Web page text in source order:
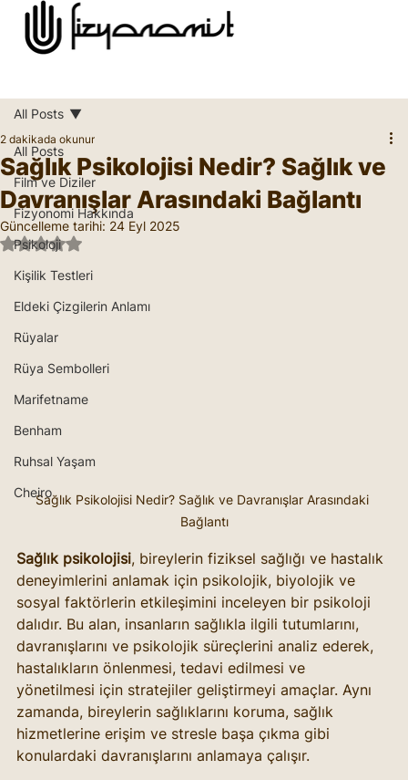
All Posts
Film ve Diziler
Fizyonomi Hakkında
Psikoloji
Kişilik Testleri
Eldeki Çizgilerin Anlamı
Rüyalar
Rüya Sembolleri
Marifetname
Benham
Ruhsal Yaşam
Cheiro
All Posts
Sağlık Psikolojisi Nedir? Sağlık ve
Davranışlar Arasındaki Bağlantı
2 dakikada okunur
Güncelleme tarihi: 24 Eyl 2025
5 üzerinden NaN yıldız
Sağlık Psikolojisi Nedir? Sağlık ve Davranışlar Arasındaki
Bağlantı
Sağlık psikolojisi, bireylerin fiziksel sağlığı ve hastalık
deneyimlerini anlamak için psikolojik, biyolojik ve
sosyal faktörlerin etkileşimini inceleyen bir psikoloji
dalıdır. Bu alan, insanların sağlıkla ilgili tutumlarını,
davranışlarını ve psikolojik süreçlerini analiz ederek,
hastalıkların önlenmesi, tedavi edilmesi ve
yönetilmesi için stratejiler geliştirmeyi amaçlar. Aynı
zamanda, bireylerin sağlıklarını koruma, sağlık
hizmetlerine erişim ve stresle başa çıkma gibi
konulardaki davranışlarını anlamaya çalışır.